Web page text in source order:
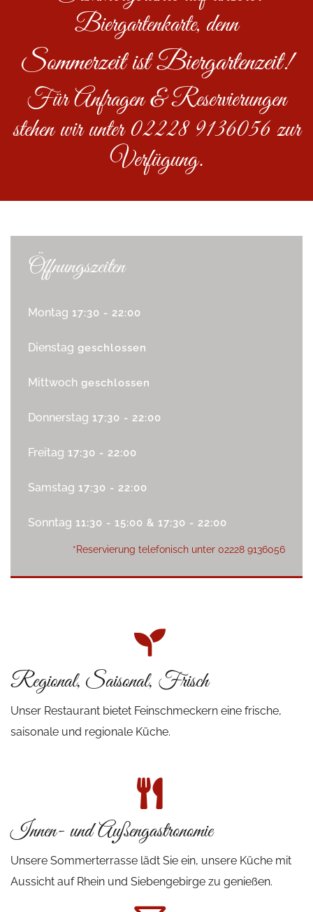
Biergartenkarte, denn
Sommerzeit ist Biergartenzeit!
Für Anfragen & Reservierungen
stehen wir unter 02228 9136056 zur
Verfügung.
Öffnungszeiten
Montag 17:30 - 22:00
Dienstag geschlossen
Mittwoch geschlossen
Donnerstag 17:30 - 22:00
Freitag 17:30 - 22:00
Samstag 17:30 - 22:00
Sonntag 11:30 - 15:00 & 17:30 - 22:00
*Reservierung telefonisch unter 02228 9136056
Regional, Saisonal, Frisch
Unser Restaurant bietet Feinschmeckern eine frische,
saisonale und regionale Küche.
Innen- und Außengastronomie
Unsere Sommerterrasse lädt Sie ein, unsere Küche mit
Aussicht auf Rhein und Siebengebirge zu genießen.